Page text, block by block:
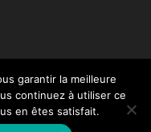
Tous droits
garantir la meilleure
continuez à utiliser ce
en êtes satisfait.